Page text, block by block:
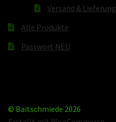
Versand & Lieferung
Alle Produkte
Passwort NEU
© Baitschmiede 2026